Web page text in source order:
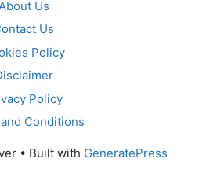
Us
Us
Policy
Policy
Conditions
• Built with GeneratePress